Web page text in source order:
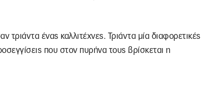
τριάντα ένας καλλιτέχνες. Τριάντα μία διαφορετικές
που στον πυρήνα τους βρίσκεται η